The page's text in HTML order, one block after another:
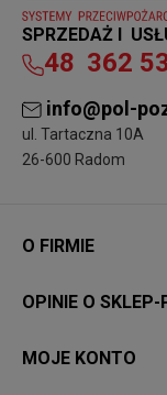
SPRZEDAŻ I
48 362
info@pol-
ul. Tartaczna 10A
26-600 Radom
O FIRMIE
OPINIE O
MOJE KONTO